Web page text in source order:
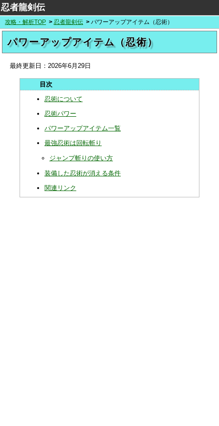
忍者龍剣伝
攻略・解析TOP 忍者龍剣伝 パワーアップアイテム（忍術）
パワーアップアイテム（忍術）
最終更新日： 2026年6月29日
忍術について
忍術パワー
パワーアップアイテム一覧
最強忍術は回転斬り
ジャンプ斬りの使い方
装備した忍術が消える条件
関連リンク